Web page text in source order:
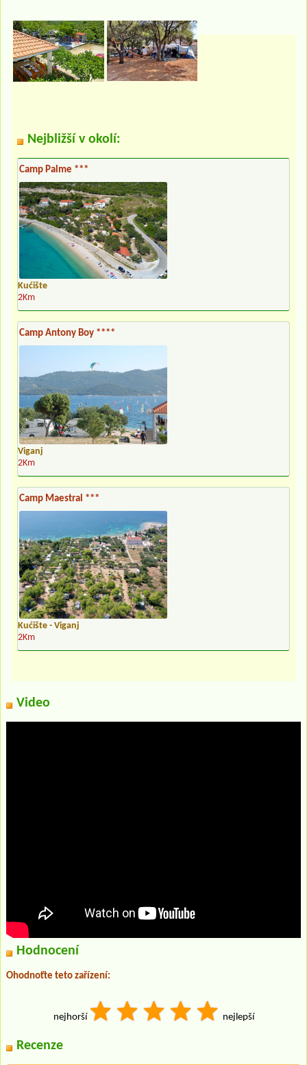
Nejbližší v okolí:
Camp Palme ***
Kućište
2Km
Camp Antony Boy ****
Viganj
2Km
Camp Maestral ***
Kućište - Viganj
2Km
Video
Hodnocení
Ohodnoťte teto zařízení:
nejhorší nejlepší
Recenze